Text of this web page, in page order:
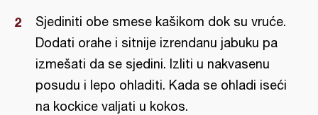
Sjediniti obe smese kašikom dok su vruće.
Dodati orahe i sitnije izrendanu jabuku pa
izmešati da se sjedini. Izliti u nakvasenu
posudu i lepo ohladiti. Kada se ohladi iseći
na kockice valjati u kokos.